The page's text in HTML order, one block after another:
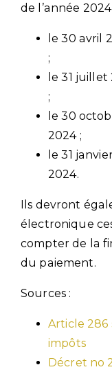
de l’année
le 30 avril
;
le 31
;
le 30
2024 ;
le 31
2024.
Ils devront
électronique
compter de la
du paiement.
Sources :
Article 286
impôts
Décret no